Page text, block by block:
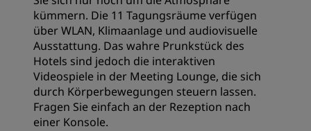
kümmern. Die 11 Tagungsräume verfügen
über WLAN, Klimaanlage und audiovisuelle
Ausstattung. Das wahre Prunkstück des
Hotels sind jedoch die interaktiven
Videospiele in der Meeting Lounge, die sich
durch Körperbewegungen steuern lassen.
Fragen Sie einfach an der Rezeption nach
einer Konsole.